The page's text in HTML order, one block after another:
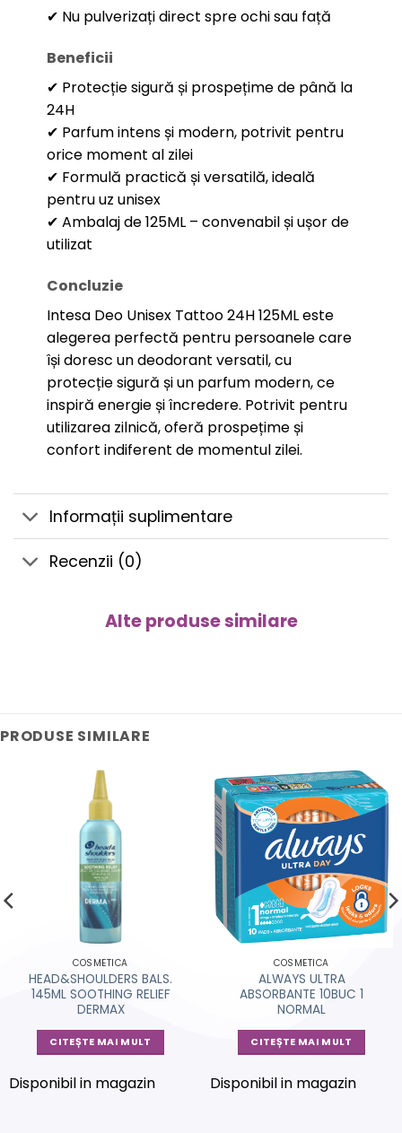
✔ Nu pulverizați direct spre ochi sau față
Beneficii
✔ Protecție sigură și prospețime de până la
24H
✔ Parfum intens și modern, potrivit pentru
orice moment al zilei
✔ Formulă practică și versatilă, ideală
pentru uz unisex
✔ Ambalaj de 125ML – convenabil și ușor de
utilizat
Concluzie
Intesa Deo Unisex Tattoo 24H 125ML este
alegerea perfectă pentru persoanele care
își doresc un deodorant versatil, cu
protecție sigură și un parfum modern, ce
inspiră energie și încredere. Potrivit pentru
utilizarea zilnică, oferă prospețime și
confort indiferent de momentul zilei.
Informații suplimentare
Recenzii (0)
Alte produse similare
PRODUSE SIMILARE
COSMETICA
HEAD&SHOULDERS BALS.
145ML SOOTHING RELIEF
DERMAX
CITEȘTE MAI MULT
Disponibil in magazin
COSMETICA
ALWAYS ULTRA
ABSORBANTE 10BUC 1
NORMAL
CITEȘTE MAI MULT
Disponibil in magazin